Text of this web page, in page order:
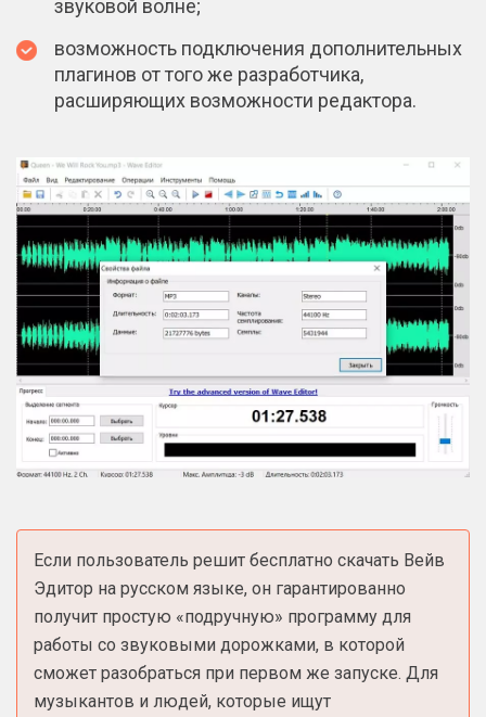
звуковой волне;
возможность подключения дополнительных
плагинов от того же разработчика,
расширяющих возможности редактора.
Если пользователь решит бесплатно скачать Вейв
Эдитор на русском языке, он гарантированно
получит простую «подручную» программу для
работы со звуковыми дорожками, в которой
сможет разобраться при первом же запуске. Для
музыкантов и людей, которые ищут